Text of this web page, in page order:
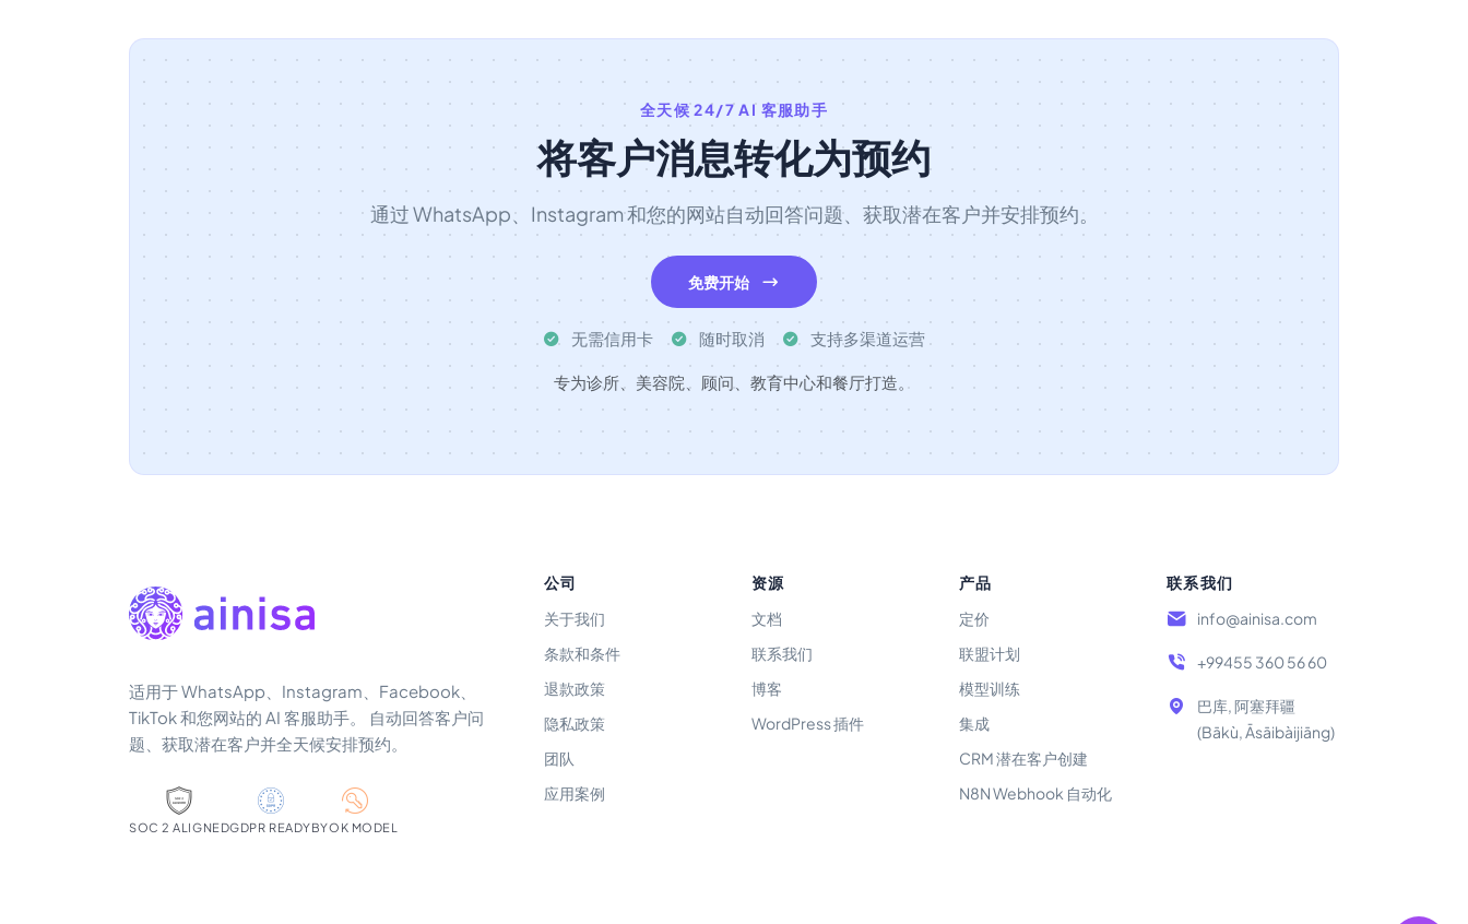
全天候 24/7 AI 客服助手
将客户消息转化为预约
通过 WhatsApp、Instagram 和您的网站自动回答问题、获取潜在客户并安排预约。
免费开始
无需信用卡 随时取消 支持多渠道运营
专为诊所、美容院、顾问、教育中心和餐厅打造。
适用于 WhatsApp、Instagram、Facebook、
TikTok 和您网站的 AI 客服助手。 自动回答客户问
题、获取潜在客户并全天候安排预约。
SOC 2 ALIGNEDGDPR READYBYOK MODEL
公司
关于我们
条款和条件
退款政策
隐私政策
团队
应用案例
资源
文档
联系我们
博客
WordPress 插件
产品
定价
联盟计划
模型训练
集成
CRM 潜在客户创建
N8N Webhook 自动化
联系我们
info@ainisa.com
+99455 360 56 60
巴库, 阿塞拜疆
(Bākù, Āsāibàijiāng)